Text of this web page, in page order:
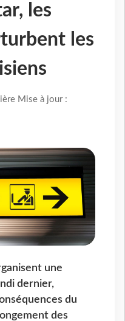
les
les
Mise à jour :
une
dernier,
du
des